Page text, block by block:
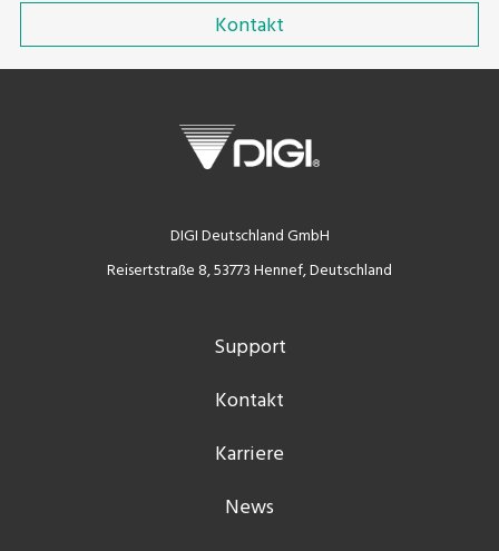
Kontakt
DIGI Deutschland GmbH
Reisertstraße 8, 53773 Hennef, Deutschland
Support
Kontakt
Karriere
News